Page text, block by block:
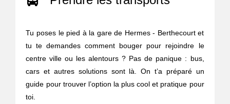
Tu poses le pied à la gare de Hermes - Berthecourt et
tu te demandes comment bouger pour rejoindre le
centre ville ou les alentours ? Pas de panique : bus,
cars et autres solutions sont là. On t’a préparé un
guide pour trouver l’option la plus cool et pratique pour
toi.